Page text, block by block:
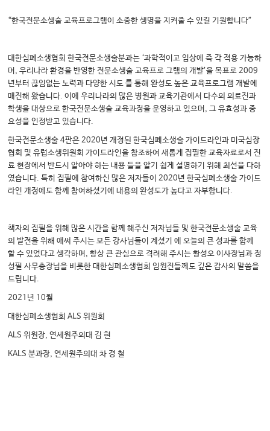
“한국전문소생술 교육프로그램이 소중한 생명을 지켜줄 수 있길 기원합니다”
대한심폐소생협회 한국전문소생술분과는 ‘과학적이고 임상에 즉 각 적용 가능하
며, 우리나라 환경을 반영한 전문소생술 교육프로 그램의 개발’을 목표로 2009
년부터 끊임없는 노력과 다양한 시도 를 통해 완성도 높은 교육프로그램 개발에
매진해 왔습니다. 이에 우리나라의 많은 병원과 교육기관에서 다수의 의료진과
학생을 대상으로 한국전문소생술 교육과정을 운영하고 있으며, 그 유효성과 중
요성을 인정받고 있습니다.
한국전문소생술 4판은 2020년 개정된 한국심폐소생술 가이드라인과 미국심장
협회 및 유럽소생위원회 가이드라인을 참조하여 새롭게 집필한 교육자료로서 진
료 현장에서 반드시 알아야 하는 내용 들을 알기 쉽게 설명하기 위해 최선을 다하
였습니다. 특히 집필에 참여하신 많은 저자들이 2020년 한국심폐소생술 가이드
라인 개정에도 함께 참여하셨기에 내용의 완성도가 높다고 자부합니다.
책자의 집필을 위해 많은 시간을 함께 해주신 저자님들 및 한국전문소생술 교육
의 발전을 위해 애써 주시는 모든 강사님들이 계셨기 에 오늘의 큰 성과를 함께
할 수 있었다고 생각하며, 항상 큰 관심으로 격려해 주시는 황성오 이사장님과 정
성필 사무총장님을 비롯한 대한심폐소생협회 임원진들께도 깊은 감사의 말씀을
드립니다.
2021년 10월
대한심폐소생협회 ALS 위원회
ALS 위원장, 연세원주의대 김 현
KALS 분과장, 연세원주의대 차 경 철